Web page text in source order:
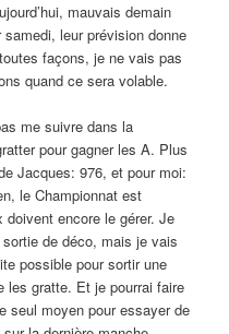
mauvais demain
leur prévision donne
façons, je ne vais pas
quand ce sera volable.
me suivre dans la
pour gagner les A. Plus
Jacques: 976, et pour moi:
le Championnat est
encore le gérer. Je
de déco, mais je vais
possible pour sortir une
les gratte. Et je pourrai faire
seul moyen pour essayer de